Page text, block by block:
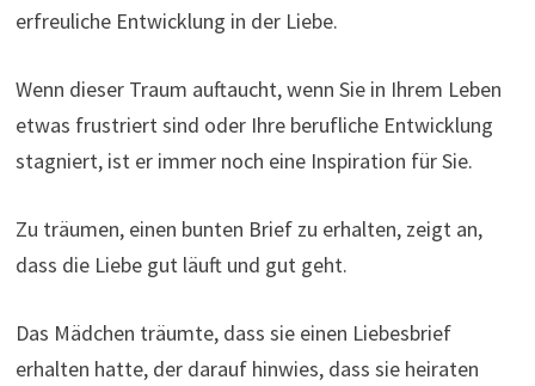
erfreuliche Entwicklung in der Liebe.
Wenn dieser Traum auftaucht, wenn Sie in Ihrem Leben
etwas frustriert sind oder Ihre berufliche Entwicklung
stagniert, ist er immer noch eine Inspiration für Sie.
Zu träumen, einen bunten Brief zu erhalten, zeigt an,
dass die Liebe gut läuft und gut geht.
Das Mädchen träumte, dass sie einen Liebesbrief
erhalten hatte, der darauf hinwies, dass sie heiraten